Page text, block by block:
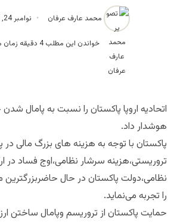
محمد عارف عرفان نوامبر 24, 2021
خواندن این مطلب 4 دقیقه زمان میبرد
محمد عارف عرفان، تحلیلگر و صاحب نظر
اتحادیه اروپا پاکستان را ‌نسبت به پامال
هوشدار داد.
پاکستان با توجه به هزینه های بزرگ مالی در
تروریستی،هزینه سرشار نظامی،اوج فساد در
نظامی،دولت پاکستان در حال
را تجربه می‌نماید.
حمایت پاکستان از تروریسم وپامال ساختن